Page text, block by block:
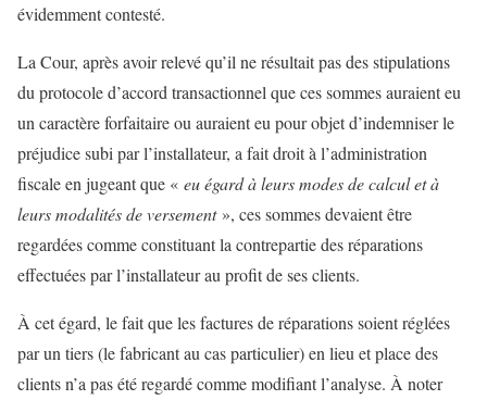
évidemment contesté.
La Cour, après avoir relevé qu’il ne résultait pas des stipulations
du protocole d’accord transactionnel que ces sommes auraient eu
un caractère forfaitaire ou auraient eu pour objet d’indemniser le
préjudice subi par l’installateur, a fait droit à l’administration
fiscale en jugeant que « eu égard à leurs modes de calcul et à
leurs modalités de versement», ces sommes devaient être
regardées comme constituant la contrepartie des réparations
effectuées par l’installateur au profit de ses clients.
À cet égard, le fait que les factures de réparations soient réglées
par un tiers (le fabricant au cas particulier) en lieu et place des
clients n’a pas été regardé comme modifiant l’analyse. À noter